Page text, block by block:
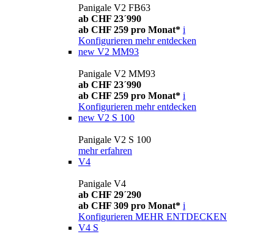
Panigale V2 FB63
ab CHF 23´990
ab CHF 259 pro Monat* i
Konfigurieren mehr entdecken
new V2 MM93
Panigale V2 MM93
ab CHF 23´990
ab CHF 259 pro Monat* i
Konfigurieren mehr entdecken
new V2 S 100
Panigale V2 S 100
mehr erfahren
V4
Panigale V4
ab CHF 29´290
ab CHF 309 pro Monat* i
Konfigurieren MEHR ENTDECKEN
V4 S